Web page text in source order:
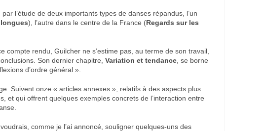
par l’étude de deux importants types de danses répandus, l’un
), l’autre dans le centre de la France (Regards sur les
compte rendu, Guilcher ne s’estime pas, au terme de son travail,
Son dernier chapitre,Variation et tendance , se borne
d’ordre général ».
Suivent onze « articles annexes », relatifs à des aspects plus
et qui offrent quelques exemples concrets de l’interaction entre
comme je l’ai annoncé, souligner quelques-uns des